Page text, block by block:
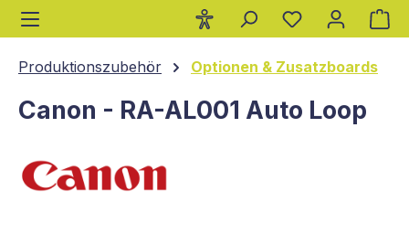
springen
Produktionszubehör Optionen & Zusatzboards
Canon - RA-AL001 Auto Loop